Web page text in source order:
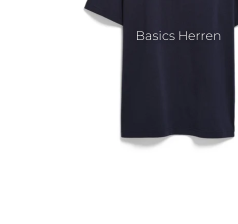
Basics Herren